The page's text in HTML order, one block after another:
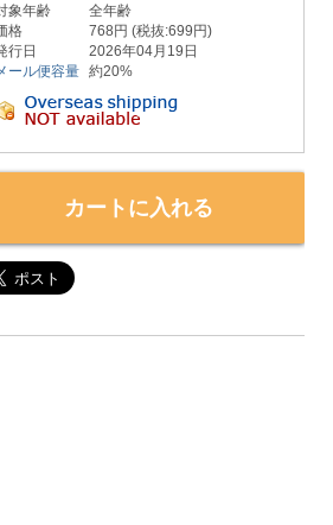
象年齢
全年齢
格
768円 (税抜:699円)
行日
2026年04月19日
ール便容量 約20%
カートに入れる